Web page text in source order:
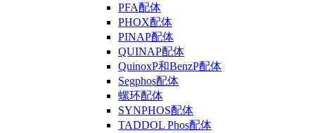
PFA配体
PHOX配体
PINAP配体
QUINAP配体
QuinoxP和BenzP配体
Segphos配体
螺环配体
SYNPHOS配体
TADDOL Phos配体